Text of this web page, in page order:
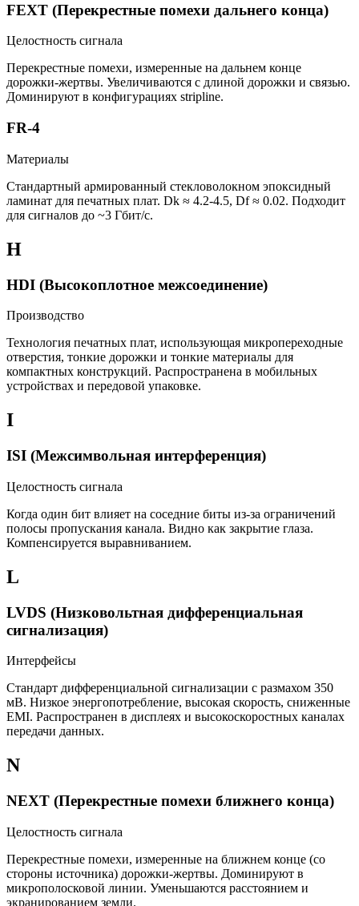
FEXT (Перекрестные помехи дальнего конца)
Целостность сигнала
Перекрестные помехи, измеренные на дальнем конце
дорожки-жертвы. Увеличиваются с длиной дорожки и связью.
Доминируют в конфигурациях stripline.
FR-4
Материалы
Стандартный армированный стекловолокном эпоксидный
ламинат для печатных плат. Dk ≈ 4.2-4.5, Df ≈ 0.02. Подходит
для сигналов до ~3 Гбит/с.
H
HDI (Высокоплотное межсоединение)
Производство
Технология печатных плат, использующая микропереходные
отверстия, тонкие дорожки и тонкие материалы для
компактных конструкций. Распространена в мобильных
устройствах и передовой упаковке.
I
ISI (Межсимвольная интерференция)
Целостность сигнала
Когда один бит влияет на соседние биты из-за ограничений
полосы пропускания канала. Видно как закрытие глаза.
Компенсируется выравниванием.
L
LVDS (Низковольтная дифференциальная
сигнализация)
Интерфейсы
Стандарт дифференциальной сигнализации с размахом 350
мВ. Низкое энергопотребление, высокая скорость, сниженные
EMI. Распространен в дисплеях и высокоскоростных каналах
передачи данных.
N
NEXT (Перекрестные помехи ближнего конца)
Целостность сигнала
Перекрестные помехи, измеренные на ближнем конце (со
стороны источника) дорожки-жертвы. Доминируют в
микрополосковой линии. Уменьшаются расстоянием и
экранированием земли.